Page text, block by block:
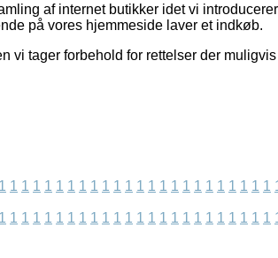
af internet butikker idet vi introducerer
på vores hjemmeside laver et indkøb.
vi tager forbehold for rettelser der
1 1 1 1 1 1 1 1 1 1 1 1 1 1 1 1 1 1 1 1 1 1 1 1
1 1 1 1 1 1 1 1 1 1 1 1 1 1 1 1 1 1 1 1 1 1 1 1